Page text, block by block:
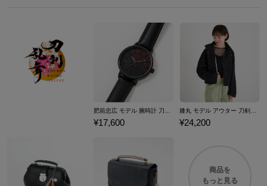
¥17,600 ¥24,200
商品を
もっと見る